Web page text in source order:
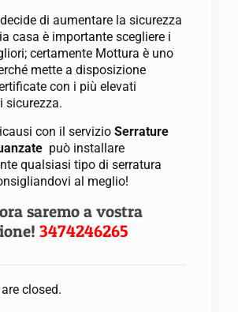
di aumentare la sicurezza
casa è importante scegliere i
certamente Mottura è uno
mette a disposizione
con i più elevati
sicurezza.
con il servizio Serrature
può installare
qualsiasi tipo di serratura
al meglio!
saremo a vostra
3474246265
closed.